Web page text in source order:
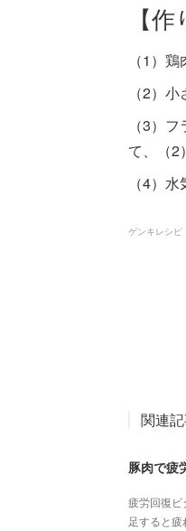
【作
（1）
（2）
（3）
て、（2
（4）
ゲンキレシピ
関連
豚肉で疲
疲労回復ビ
足すると